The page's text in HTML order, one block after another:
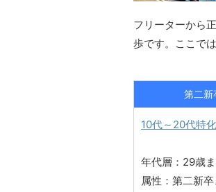
フリーターから
歩です。ここで
第二
10代～20代特
年代層：29歳
属性：第二新